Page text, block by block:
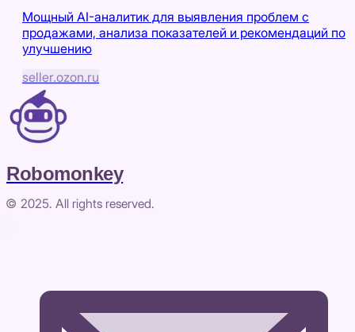
Мощный AI-аналитик для выявления проблем с
продажами, анализа показателей и рекомендаций по
улучшению
seller.ozon.ru
Robomonkey
© 2025. All rights reserved.